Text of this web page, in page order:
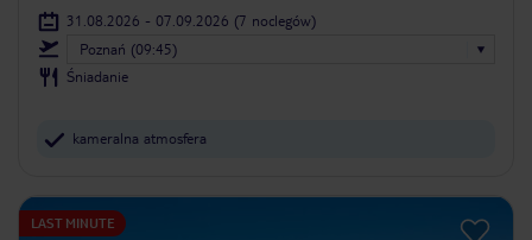
31.08.2026 - 07.09.2026 (7 noclegów)
Poznań (09:45)
Śniadanie
kameralna atmosfera
LAST MINUTE